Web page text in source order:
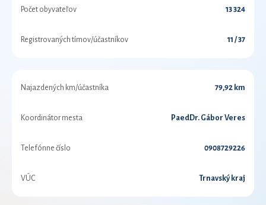
Počet obyvateľov 13 324
Registrovaných tímov/účastníkov 11 / 37
Najazdených km/účastníka 79,92 km
Koordinátor mesta PaedDr. Gábor Veres
Telefónne číslo 0908729226
VÚC Trnavský kraj